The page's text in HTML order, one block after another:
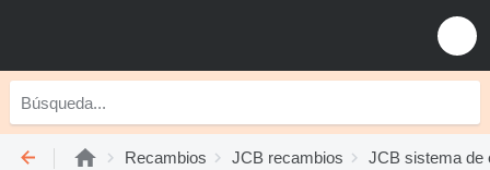
Recambios JCB recambios JCB sistema de